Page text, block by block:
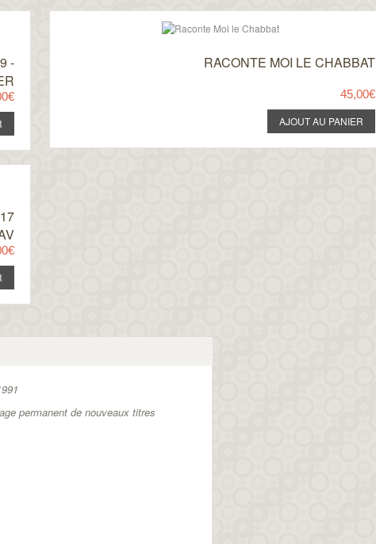
-
RACONTE MOI LE CHABBAT
45,00€
permanent de nouveaux titres